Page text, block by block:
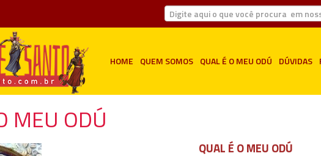
HOME QUEM SOMOS QUAL É O MEU ODÚ DÚVIDAS
MEU ODÚ
QUAL É O MEU ODÚ